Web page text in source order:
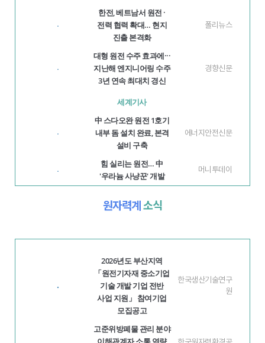
·
한전, 베트남서 원전 ·
전력 협력 확대… 현지
진출 본격화
폴리뉴스
·
대형 원전 수주 효과에···
지난해 엔지니어링 수주
3년 연속 최대치 경신
경향신문
세계기사
·
中 스다오완 원전 1호기
내부 돔 설치 완료, 본격
설비 구축
에너지안전신문
·
힘 실리는 원전… 中
'우라늄 사냥꾼' 개발
머니투데이
원자력계소식
·
2026년도 부산지역
「원전기자재 중소기업
기술 개발 기업 전반
사업 지원」 참여기업
모집공고
한국생산기술연구
원
고준위방폐물 관리 분야